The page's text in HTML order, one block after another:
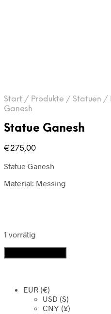
Start / Produkte / Statuen /
Ganesh
Statue Ganesh
€275,00
Statue Ganesh
Material: Messing
1 vorrätig
Statue
Ganesh
EUR (€)
USD ($)
CNY (¥)